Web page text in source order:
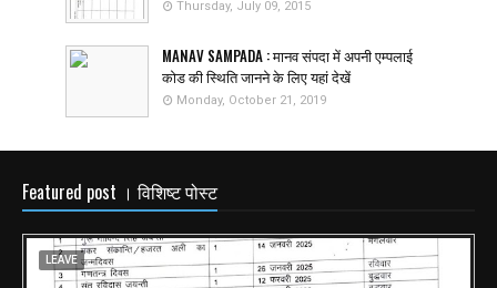
Thursday, July 09, 2015
MANAV SAMPADA : मानव संपदा में अपनी एम्पलाई
कोड की स्थिति जानने के लिए यहां देखें
Monday, October 21, 2019
Featured post । विशिष्ट पोस्ट
LEAVE